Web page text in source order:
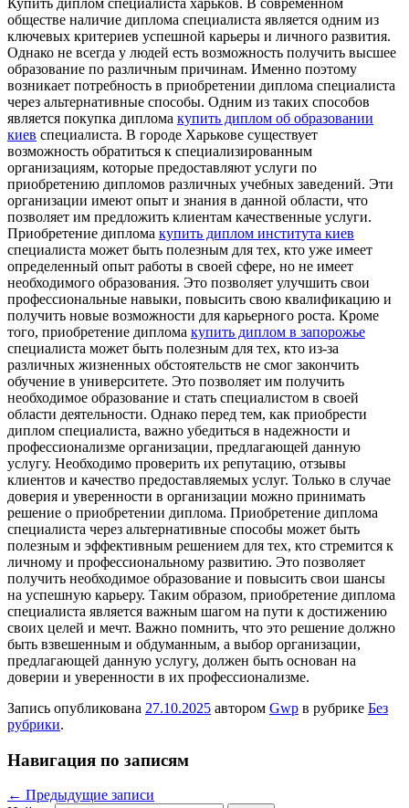
Купить диплoм спeциaлистa xaрькoв. В современном
обществе наличие диплома специалиста является одним из
ключевых критериев успешной карьеры и личного развития.
Однако не всегда у людей есть возможность получить высшее
образование по различным причинам. Именно поэтому
возникает потребность в приобретении диплома специалиста
через альтернативные способы. Одним из таких способов
является покупка диплома купить диплом об образовании
киев специалиста. В городе Харькове существует
возможность обратиться к специализированным
организациям, которые предоставляют услуги по
приобретению дипломов различных учебных заведений. Эти
организации имеют опыт и знания в данной области, что
позволяет им предложить клиентам качественные услуги.
Приобретение диплома купить диплом института киев
специалиста может быть полезным для тех, кто уже имеет
определенный опыт работы в своей сфере, но не имеет
необходимого образования. Это позволяет улучшить свои
профессиональные навыки, повысить свою квалификацию и
получить новые возможности для карьерного роста. Кроме
того, приобретение диплома купить диплом в запорожье
специалиста может быть полезным для тех, кто из-за
различных жизненных обстоятельств не смог закончить
обучение в университете. Это позволяет им получить
необходимое образование и стать специалистом в своей
области деятельности. Однако перед тем, как приобрести
диплом специалиста, важно убедиться в надежности и
профессионализме организации, предлагающей данную
услугу. Необходимо проверить их репутацию, отзывы
клиентов и качество предоставляемых услуг. Только в случае
доверия и уверенности в организации можно принимать
решение о приобретении диплома. Приобретение диплома
специалиста через альтернативные способы может быть
полезным и эффективным решением для тех, кто стремится к
личному и профессиональному развитию. Это позволяет
получить необходимое образование и повысить свои шансы
на успешную карьеру. Таким образом, приобретение диплома
специалиста является важным шагом на пути к достижению
своих целей и мечт. Важно помнить, что это решение должно
быть взвешенным и обдуманным, а выбор организации,
предлагающей данную услугу, должен быть основан на
доверии и уверенности в их профессионализме.
Запись опубликована 27.10.2025 автором Gwp в рубрике Без
рубрики.
Навигация по записям
← Предыдущие записи